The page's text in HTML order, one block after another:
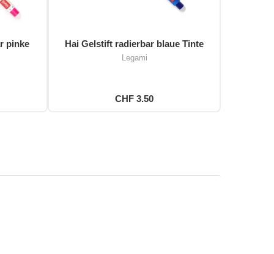
pinke
Hai Gelstift radierbar blaue Tinte
Legami
CHF 3.50